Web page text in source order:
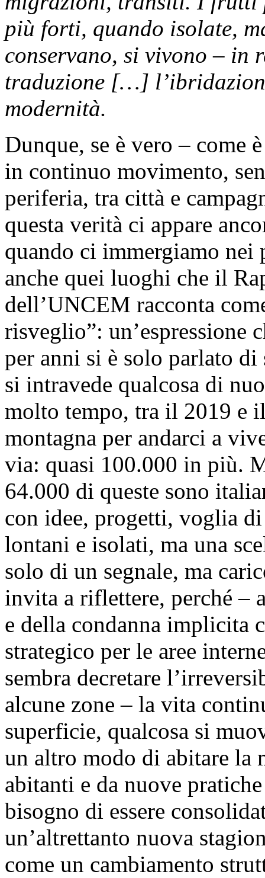
più forti, quando isolate,
conservano, si vivono – in
traduzione […]
modernità.
Dunque, se è vero – come
in continuo movimento,
periferia, tra città e
questa verità ci appare
quando ci immergiamo nei
anche quei luoghi che il
dell’UNCEM racconta
risveglio”: un’espressione
per anni si è solo parlato
si intravede qualcosa di
molto tempo, tra il 2019 e
montagna per andarci a
via: quasi 100.000 in più.
64.000 di queste sono
con idee, progetti, voglia
lontani e isolati, ma una
solo di un segnale, ma
invita a riflettere, perché –
e della condanna implicita
strategico per le aree
sembra decretare
alcune zone – la vita
superficie, qualcosa si
un altro modo di abitare la
abitanti e da nuove
bisogno di essere
un’altrettanto nuova
come un cambiamento